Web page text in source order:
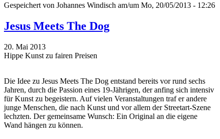
Gespeichert von Johannes Windisch am/um Mo, 20/05/2013 - 12:26
Jesus Meets The Dog
20. Mai 2013
Hippe Kunst zu fairen Preisen
Die Idee zu Jesus Meets The Dog entstand bereits vor rund sechs
Jahren, durch die Passion eines 19-Jährigen, der anfing sich intensiv
für Kunst zu begeistern. Auf vielen Veranstaltungen traf er andere
junge Menschen, die nach Kunst und vor allem der Streetart-Szene
lechzten. Der gemeinsame Wunsch: Ein Original an die eigene
Wand hängen zu können.